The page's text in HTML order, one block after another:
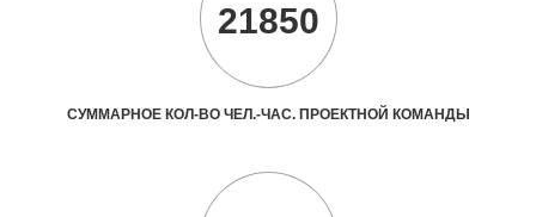
21850
СУММАРНОЕ КОЛ-ВО ЧЕЛ.-ЧАС. ПРОЕКТНОЙ КОМАНДЫ